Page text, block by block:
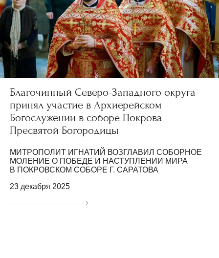
Благочинный Северо-Западного округа
принял участие в Архиерейском
Богослужении в соборе Покрова
Пресвятой Богородицы
МИТРОПОЛИТ ИГНАТИЙ ВОЗГЛАВИЛ СОБОРНОЕ
МОЛЕНИЕ О ПОБЕДЕ И НАСТУПЛЕНИИ МИРА
В ПОКРОВСКОМ СОБОРЕ Г. САРАТОВА
23 декабря 2025